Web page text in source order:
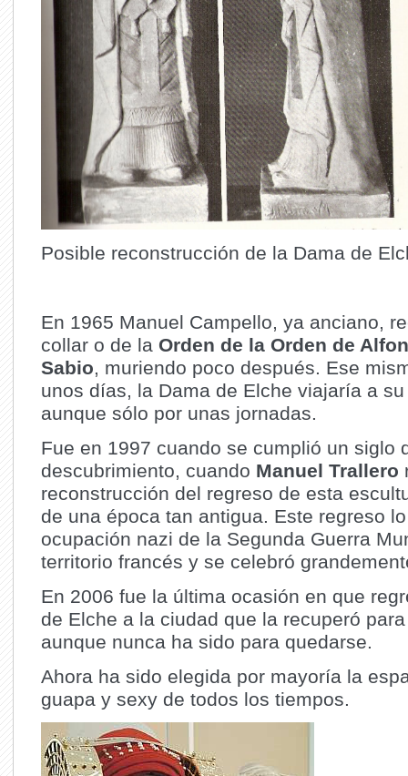
Posible reconstrucción de la Dama de
En 1965 Manuel Campello, ya anciano,
collar o de la Orden de la Orden de
Sabio , muriendo poco después. Ese
unos días, la Dama de Elche viajaría a
aunque sólo por unas jornadas.
Fue en 1997 cuando se cumplió un siglo
descubrimiento, cuando Manuel Trallero
reconstrucción del regreso de esta
de una época tan antigua. Este regreso
ocupación nazi de la Segunda Guerra
territorio francés y se celebró
En 2006 fue la última ocasión en que
de Elche a la ciudad que la recuperó
aunque nunca ha sido para quedarse.
Ahora ha sido elegida por mayoría la
guapa y sexy de todos los tiempos.